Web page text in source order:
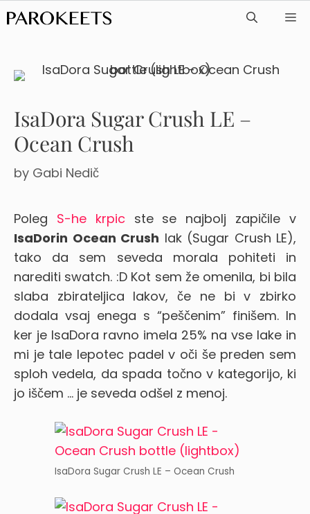
Skip
to
IsaDora Sugar Crush LE –
Ocean Crush
by Gabi Nedič
Poleg S-he krpic ste se najbolj zapičile v
IsaDorin Ocean Crush lak (Sugar Crush LE),
tako da sem seveda morala pohiteti in
narediti swatch. :D Kot sem že omenila, bi bila
slaba zbirateljica lakov, če ne bi v zbirko
dodala vsaj enega s “peščenim” finišem. In
ker je IsaDora ravno imela 25% na vse lake in
mi je tale lepotec padel v oči še preden sem
sploh vedela, da spada točno v kategorijo, ki
jo iščem … je seveda odšel z menoj.
IsaDora Sugar Crush LE – Ocean Crush